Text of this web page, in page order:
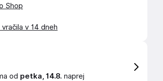
Shop
v 14 dneh
od petka, 14.8. naprej